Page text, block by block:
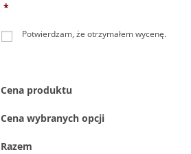
*
Potwierdzam, że otrzymałem wycenę.
Cena produktu
Cena wybranych opcji
Razem